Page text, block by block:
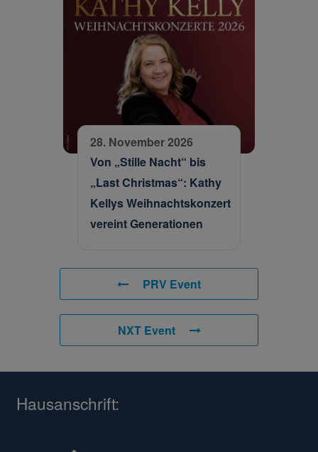
28. November 2026
Von „Stille Nacht“ bis
„Last Christmas“: Kathy
Kellys Weihnachtskonzert
vereint Generationen
PRV Event
NXT Event
Hausanschrift: